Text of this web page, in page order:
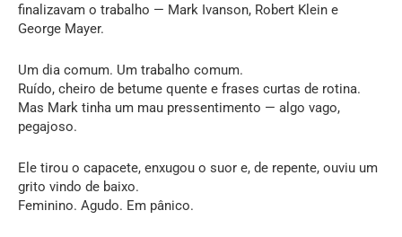
finalizavam o trabalho — Mark Ivanson, Robert Klein e
George Mayer.
Um dia comum. Um trabalho comum.
Ruído, cheiro de betume quente e frases curtas de rotina.
Mas Mark tinha um mau pressentimento — algo vago,
pegajoso.
Ele tirou o capacete, enxugou o suor e, de repente, ouviu um
grito vindo de baixo.
Feminino. Agudo. Em pânico.